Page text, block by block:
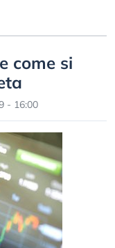
come si
- 16:00